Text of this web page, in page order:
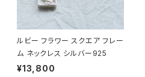
ルビー フラワー スクエア フレー
ム ネックレス シルバー925
¥13,800